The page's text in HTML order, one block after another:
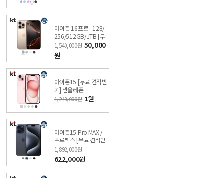
아이폰 16프로 - 128/
256/512GB/1TB [무
료 견적받기] 싼올레폰
1,540,000원 50,000
원
아이폰15 [무료 견적받
기] 싼올레폰
1,243,000원 1원
아이폰15 Pro MAX /
프로맥스 [무료 견적받
기] 싼올레폰
1,892,000원
622,000원